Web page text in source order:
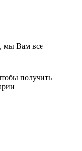
мы Вам все
получить